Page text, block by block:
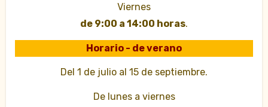
Viernes
de 9:00 a 14:00 horas.
Horario - de verano
Del 1 de julio al 15 de septiembre.
De lunes a viernes